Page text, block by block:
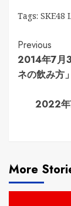
Tags: SKE48
Previous
2014年7月
ネの飲み方
2022年
More